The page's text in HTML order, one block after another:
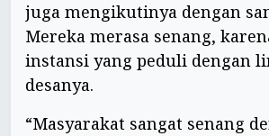
juga mengikutinya dengan
Mereka merasa senang,
instansi yang peduli dengan
desanya.
“Masyarakat sangat senang